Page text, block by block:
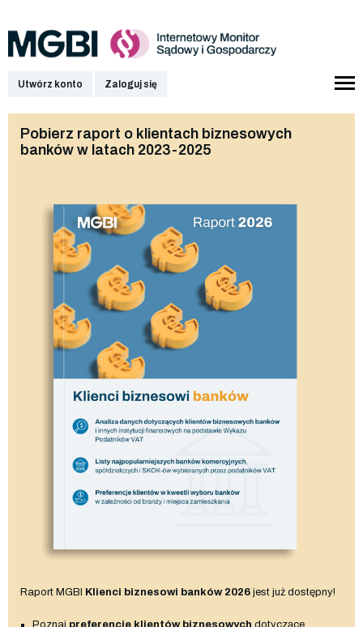
Utwórz konto Zaloguj się
Pobierz raport o klientach biznesowych
banków w latach 2023-2025
Raport MGBI Klienci biznesowi banków 2026 jest już dostępny!
Poznaj preferencje klientów biznesowych dotyczące